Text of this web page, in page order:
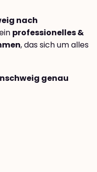
nach
professionelles &
, das sich um alles
genau